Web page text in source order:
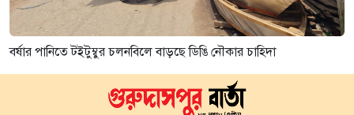
বর্ষার পানিতে টইটুম্বুর চলনবিলে বাড়ছে ডিঙি নৌকার চাহিদা